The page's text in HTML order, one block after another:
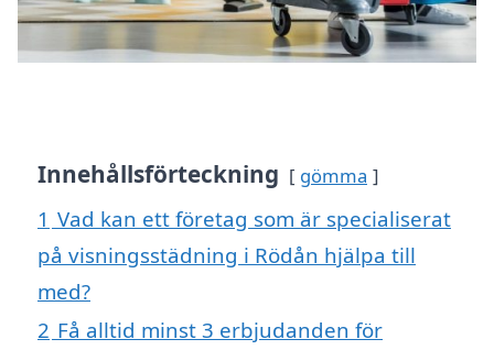
Innehållsförteckning gömma
1 Vad kan ett företag som är specialiserat
på visningsstädning i Rödån hjälpa till
med?
2 Få alltid minst 3 erbjudanden för